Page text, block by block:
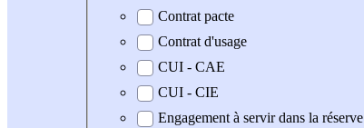
Contrat pacte
Contrat d'usage
CUI - CAE
CUI - CIE
Engagement à servir dans la réserve